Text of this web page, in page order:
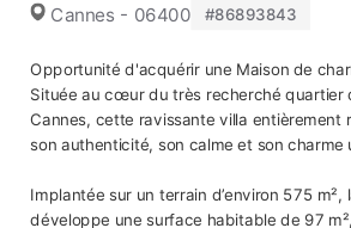
Cannes - 06400 #86893843
Opportunité d'acquérir une Maison de
Située au cœur du très recherché quartier
Cannes, cette ravissante villa entièrement
son authenticité, son calme et son charme
Implantée sur un terrain d’environ 575 m²,
développe une surface habitable de 97